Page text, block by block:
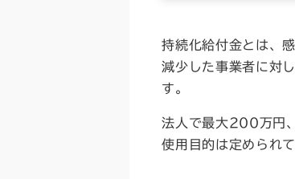
持続化給付金とは、
減少した事業者に対
す。
法人で最大200万円
使用目的は定められ